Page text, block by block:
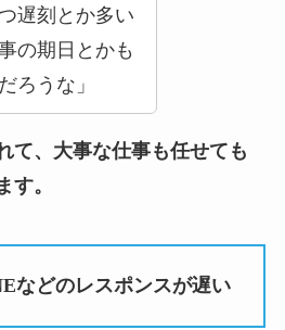
つ遅刻とか多い
の期日とかも
ろうな」
て、大事な仕事も任せても
す。
などのレスポンスが遅い